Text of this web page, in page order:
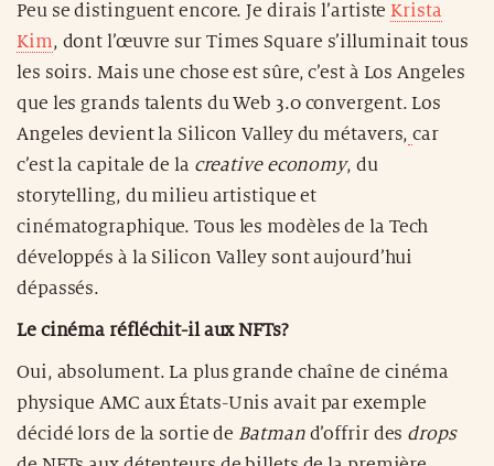
Peu se distinguent encore. Je dirais l’artisteKrista
Kim, dont l’œuvre sur Times Square s’illuminait tous
les soirs. Mais une chose est sûre, c’est à Los Angeles
que les grands talents du Web 3.0 convergent. Los
Angeles devient la Silicon Valley du métavers, car
c’est la capitale de la creative economy, du
storytelling, du milieu artistique et
cinématographique. Tous les modèles de la Tech
développés à la Silicon Valley sont aujourd’hui
dépassés.
Le cinéma réfléchit-il aux NFTs?
Oui, absolument. La plus grande chaîne de cinéma
physique AMC aux États-Unis avait par exemple
décidé lors de la sortie de Batmand’offrir des drops